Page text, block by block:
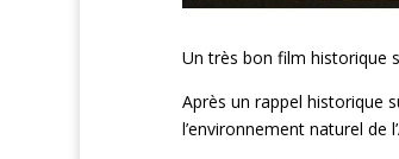
Un très bon film historique
Après un rappel historique
l’environnement naturel de